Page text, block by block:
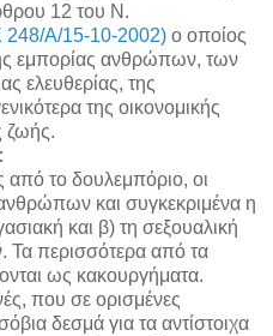
12 του Ν.
Α/15-10-2002) ο οποίος
εμπορίας ανθρώπων, των
ελευθερίας, της
της οικονομικής
ζωής.
από το δουλεμπόριο, οι
και συγκεκριμένα η
και β) τη σεξουαλική
περισσότερα από τα
ως κακουργήματα.
που σε ορισμένες
δεσμά για τα αντίστοιχα